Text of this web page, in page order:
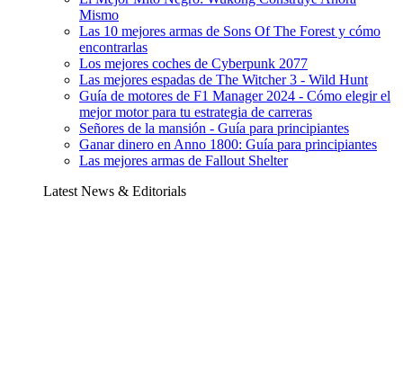
Mismo
Las 10 mejores armas de Sons Of The Forest y cómo
encontrarlas
Los mejores coches de Cyberpunk 2077
Las mejores espadas de The Witcher 3 - Wild Hunt
Guía de motores de F1 Manager 2024 - Cómo elegir el
mejor motor para tu estrategia de carreras
Señores de la mansión - Guía para principiantes
Ganar dinero en Anno 1800: Guía para principiantes
Las mejores armas de Fallout Shelter
Latest News & Editorials